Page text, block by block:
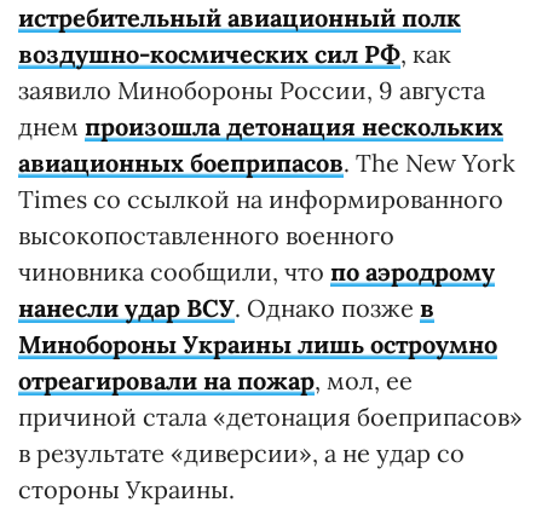
истребительный авиационный полк
воздушно-космических сил РФ, как
заявило Минобороны России, 9 августа
днем произошла детонация нескольких
авиационных боеприпасов. The New York
Times со ссылкой на информированного
высокопоставленного военного
чиновника сообщили, что по аэродрому
нанесли удар ВСУ. Однако позже в
Минобороны Украины лишь остроумно
отреагировали на пожар, мол, ее
причиной стала «детонация боеприпасов»
в результате «диверсии», а не удар со
стороны Украины.